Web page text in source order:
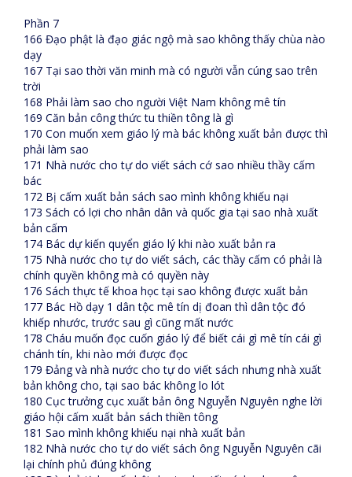
Phần 7
166 Đạo phật là đạo giác ngộ mà sao không thấy chùa nào
dạy
167 Tại sao thời văn minh mà có người vẫn cúng sao trên
trời
168 Phải làm sao cho người Việt Nam không mê tín
169 Căn bản công thức tu thiền tông là gì
170 Con muốn xem giáo lý mà bác không xuất bản được thì
phải làm sao
171 Nhà nước cho tự do viết sách cớ sao nhiều thầy cấm
bác
172 Bị cấm xuất bản sách sao mình không khiếu nại
173 Sách có lợi cho nhân dân và quốc gia tại sao nhà xuất
bản cấm
174 Bác dự kiến quyển giáo lý khi nào xuất bản ra
175 Nhà nước cho tự do viết sách, các thầy cấm có phải là
chính quyền không mà có quyền này
176 Sách thực tế khoa học tại sao không được xuất bản
177 Bác Hồ dạy 1 dân tộc mê tín dị đoan thì dân tộc đó
khiếp nhước, trước sau gì cũng mất nước
178 Cháu muốn đọc cuốn giáo lý để biết cái gì mê tín cái gì
chánh tín, khi nào mới được đọc
179 Đảng và nhà nước cho tự do viết sách nhưng nhà xuất
bản không cho, tại sao bác không lo lót
180 Cục trưởng cục xuất bản ông Nguyễn Nguyên nghe lời
giáo hội cấm xuất bản sách thiền tông
181 Sao mình không khiếu nại nhà xuất bản
182 Nhà nước cho tự do viết sách ông Nguyễn Nguyên cãi
lại chính phủ đúng không